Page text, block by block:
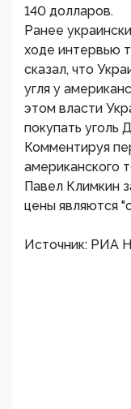
140 долларов.
Ранее
ходе интервью
сказал, что
угля у
этом власти
покупать уголь
Комментируя
американского
Павел Климкин
цены являются
Источник: РИА